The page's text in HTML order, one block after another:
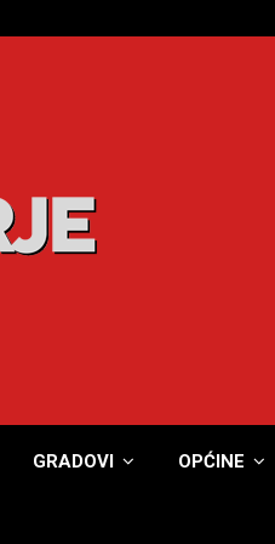
GRADOVI OPĆINE